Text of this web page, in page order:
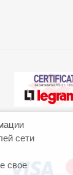
сети
свое